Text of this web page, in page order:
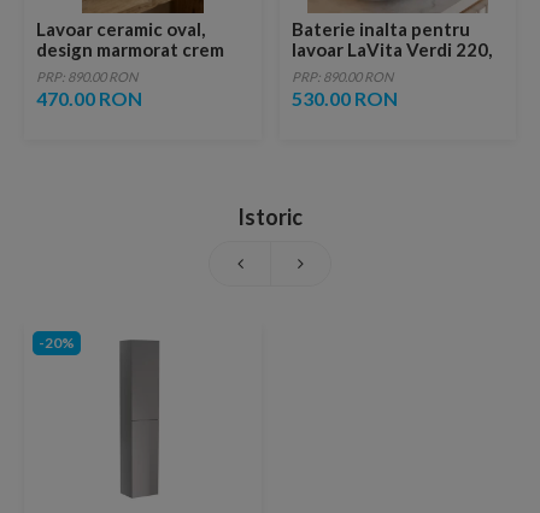
Lavoar ceramic oval,
design marmorat crem
lucios cu vene aurii,
ventil inclus
PRP: 890.00 RON
470.00 RON
Baterie inalta pentru
lavoar LaVita Verdi 220,
fara ventil, brushed
copper
PRP: 890.00 RON
530.00 RON
Istoric
-20%